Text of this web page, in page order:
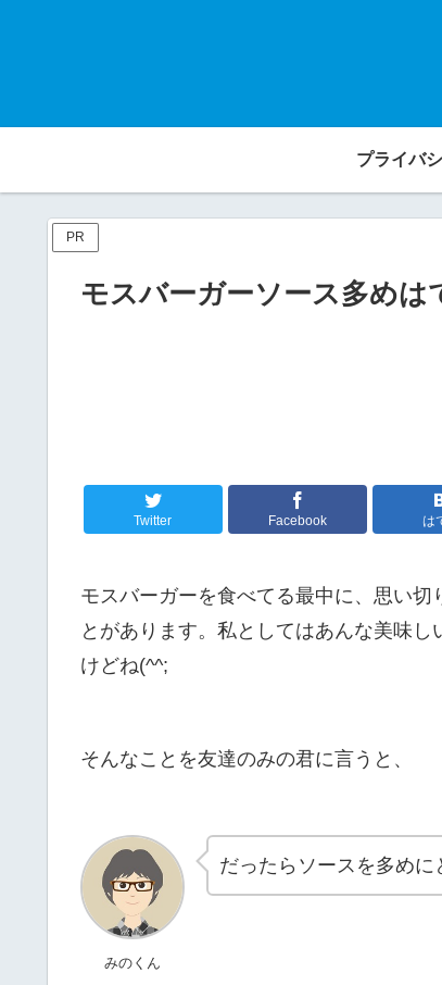
プライバ
PR
モスバーガーソース多めは
Twitter Facebook は
モスバーガーを食べてる最中に、思い
とがあります。私としてはあんな美味
けどね(^^;
そんなことを友達のみの君に言うと、
みのくん
だったらソースを多めに